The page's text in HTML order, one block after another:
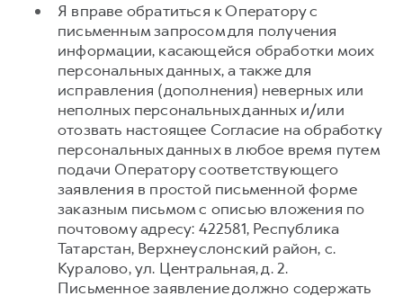
Я вправе обратиться к Оператору с
письменным запросом для получения
информации, касающейся обработки моих
персональных данных, а также для
исправления (дополнения) неверных или
неполных персональных данных и/или
отозвать настоящее Согласие на обработку
персональных данных в любое время путем
подачи Оператору соответствующего
заявления в простой письменной форме
заказным письмом с описью вложения по
почтовому адресу: 422581, Республика
Татарстан, Верхнеуслонский район, с.
Куралово, ул. Центральная, д. 2.
Письменное заявление должно содержать